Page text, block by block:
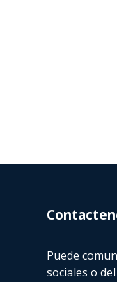
Puede
sociales o